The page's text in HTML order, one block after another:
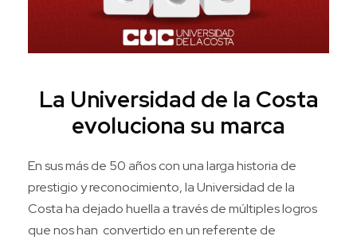
La Universidad de la Costa
evoluciona su marca
En sus más de 50 años con una larga historia de
prestigio y reconocimiento, la Universidad de la
Costa ha dejado huella a través de múltiples logros
que nos han convertido en un referente de